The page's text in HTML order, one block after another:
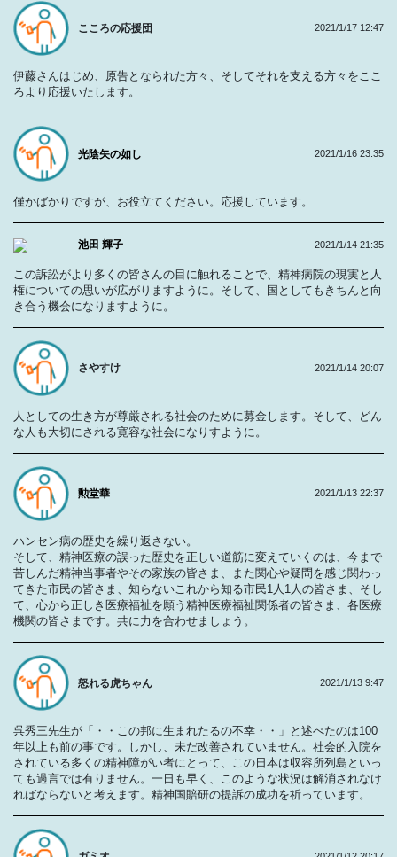
こころの応援団
伊藤さんはじめ、原告となられた方々、そしてそれを支える方々をここ
ろより応援いたします。
2021/1/17 12:47
光陰矢の如し
僅かばかりですが、お役立てください。応援しています。
2021/1/16 23:35
池田 輝子
この訴訟がより多くの皆さんの目に触れることで、精神病院の現実と人
権についての思いが広がりますように。そして、国としてもきちんと向
き合う機会になりますように。
2021/1/14 21:35
さやすけ
人としての生き方が尊厳される社会のために募金します。そして、どん
な人も大切にされる寛容な社会になりすように。
2021/1/14 20:07
勲堂華
ハンセン病の歴史を繰り返さない。
そして、精神医療の誤った歴史を正しい道筋に変えていくのは、今まで
苦しんだ精神当事者やその家族の皆さま、また関心や疑問を感じ関わっ
てきた市民の皆さま、知らないこれから知る市民1人1人の皆さま、そし
て、心から正しき医療福祉を願う精神医療福祉関係者の皆さま、各医療
機関の皆さまです。共に力を合わせましょう。
2021/1/13 22:37
怒れる虎ちゃん
呉秀三先生が「・・この邦に生まれたるの不幸・・」と述べたのは100
年以上も前の事です。しかし、未だ改善されていません。社会的入院を
されている多くの精神障がい者にとって、この日本は収容所列島といっ
ても過言では有りません。一日も早く、このような状況は解消されなけ
ればならないと考えます。精神国賠研の提訴の成功を祈っています。
2021/1/13 9:47